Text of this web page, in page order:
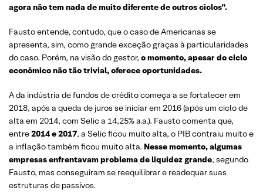
agora não tem nada de muito diferente de outros ciclos”.
Fausto entende, contudo, que o caso de Americanas se
apresenta, sim, como grande exceção graças à particularidades
do caso. Porém, na visão do gestor, o momento, apesar do ciclo
econômico não tão trivial, oferece oportunidades.
A da indústria de fundos de crédito começa a se fortalecer em
2018, após a queda de juros se iniciar em 2016 (após um ciclo de
alta em 2014, com Selic a 14,25% a.a.). Fausto comenta que,
entre2014 e 2017, a Selic ficou muito alta, o PIB contraiu muito e
a inflação também ficou muito alta. Nesse momento, algumas
empresas enfrentavam problema de liquidez grande, segundo
Fausto, mas conseguiram se reequilibrar e readequar suas
estruturas de passivos.